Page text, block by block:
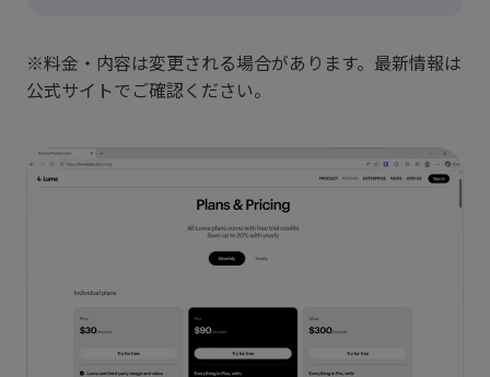
※料金・内容は変更される場合があります。最新情報は
公式サイトでご確認ください。